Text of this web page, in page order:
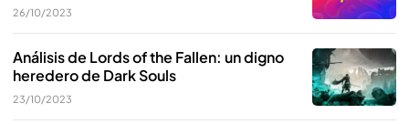
26/10/2023
Análisis de Lords of the Fallen: un digno
heredero de Dark Souls
23/10/2023